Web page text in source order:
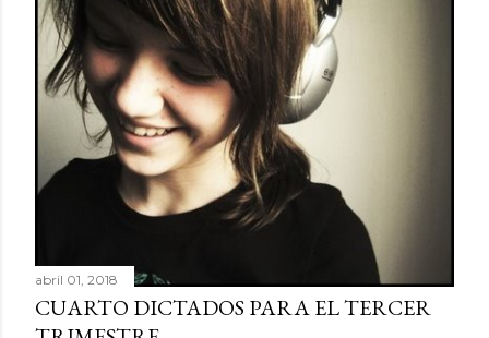
abril 01, 2018
CUARTO DICTADOS PARA EL TERCER